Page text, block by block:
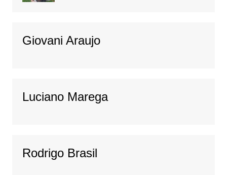
Giovani Araujo
Luciano Marega
Rodrigo Brasil